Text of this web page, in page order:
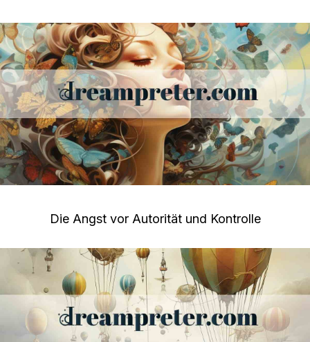
Die Angst vor Autorität und Kontrolle